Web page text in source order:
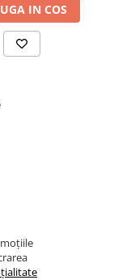
IN COS